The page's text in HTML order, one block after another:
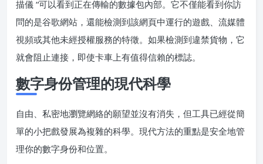
描儀 “可以看到正在傳輸的數據包內部。它不僅能看到你訪
問的是谷歌網站，還能檢測到該網頁中運行的遊戲、流媒體
視頻或其他未經授權服務的特徵。如果檢測到違禁貨物，它
就會阻止連接，即使卡車上有值得信賴的標誌。
數字身份管理的現代科學
自由、私密地瀏覽網絡的願望並沒有消失，但工具已經從簡
單的小把戲發展為複雜的科學。現代方法的重點是安全地管
理你的數字身份和位置。